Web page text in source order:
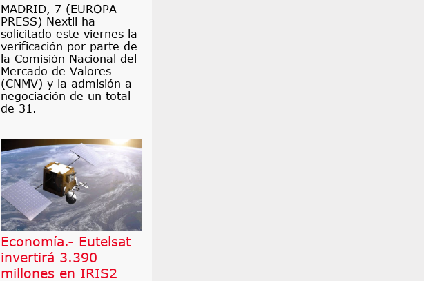
MADRID, 7 (EUROPA
PRESS) Nextil ha
solicitado este viernes la
verificación por parte de
la Comisión Nacional del
Mercado de Valores
(CNMV) y la admisión a
negociación de un total
de 31.
Economía.- Eutelsat
invertirá 3.390
millones en IRIS2